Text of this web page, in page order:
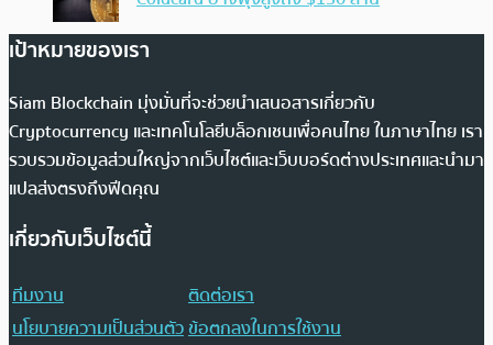
เป้าหมายของเรา
Siam Blockchain มุ่งมั่นที่จะช่วยนำเสนอสารเกี่ยวกับ
Cryptocurrency และเทคโนโลยีบล็อกเชนเพื่อคนไทย ในภาษาไทย เรา
รวบรวมข้อมูลส่วนใหญ่จากเว็บไซต์และเว็บบอร์ดต่างประเทศและนำมา
แปลส่งตรงถึงฟีดคุณ
เกี่ยวกับเว็บไซต์นี้
ทีมงาน
ติดต่อเรา
นโยบายความเป็นส่วนตัวข้อตกลงในการใช้งาน